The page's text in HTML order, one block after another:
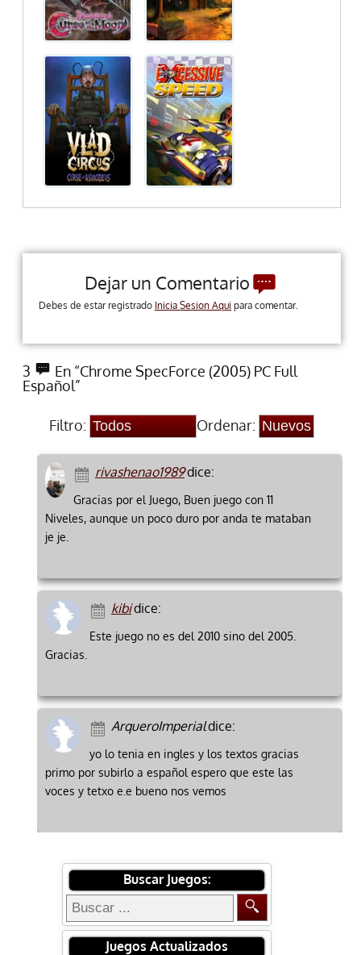
Dejar un Comentario
Debes de estar registrado Inicia Sesion Aqui para comentar.
3
En “Chrome SpecForce (2005) PC Full
Español”
Filtro: Ordenar:
rivashenao1989dice:
Gracias por el Juego, Buen juego con 11
Niveles, aunque un poco duro por anda te mataban
je je.
kibidice:
Este juego no es del 2010 sino del 2005.
Gracias.
ArqueroImperialdice:
yo lo tenia en ingles y los textos gracias
primo por subirlo a español espero que este las
voces y tetxo e.e bueno nos vemos
Buscar Juegos:
Juegos Actualizados